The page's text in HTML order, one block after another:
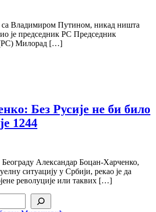
са Владимиром Путином, никад ништа
је председник РС Председник
(РС) Милорад […]
Без Русије не би било
1244
Београду Александар Боцан-Харченко,
ситуацију у Србији, рекао је да
револуције или таквих […]